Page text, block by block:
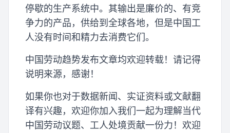
停歇的生产系统中。其输出是廉价的、有竞
争力的产品，供给到全球各地，但是中国工
人没有时间和精力去消费它们。
中国劳动趋势发布文章均欢迎转载！请记得
说明来源，感谢！
如果你也对于数据新闻、实证资料或文献翻
译有兴趣，欢迎你加入我们一起为理解当代
中国劳动议题、工人处境贡献一份力！欢迎